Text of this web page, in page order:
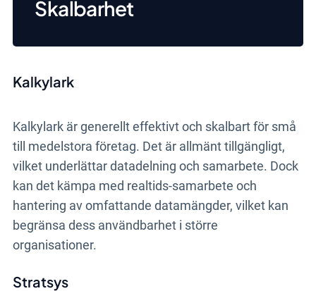
Skalbarhet
Kalkylark
Kalkylark är generellt effektivt och skalbart för små
till medelstora företag. Det är allmänt tillgängligt,
vilket underlättar datadelning och samarbete. Dock
kan det kämpa med realtids-samarbete och
hantering av omfattande datamängder, vilket kan
begränsa dess användbarhet i större
organisationer.
Stratsys